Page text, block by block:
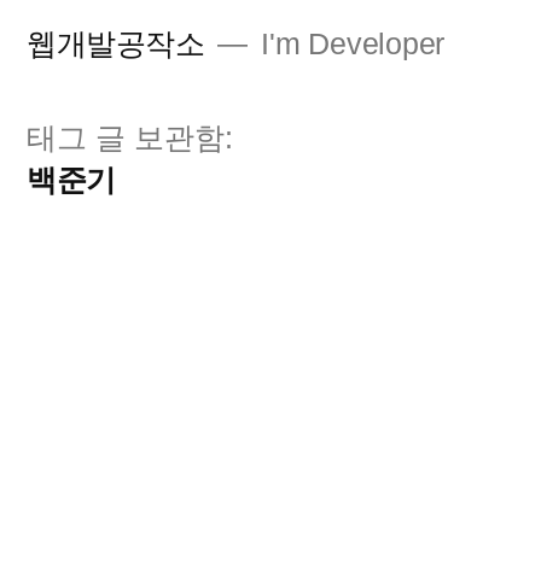
웹개발공작소 I'm Developer
태그 글 보관함:
백준기